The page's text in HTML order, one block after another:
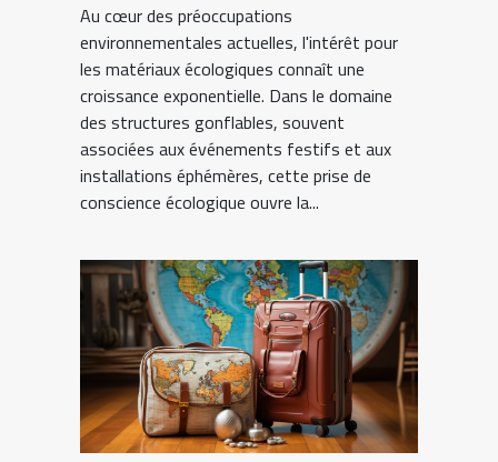
Au cœur des préoccupations
environnementales actuelles, l'intérêt pour
les matériaux écologiques connaît une
croissance exponentielle. Dans le domaine
des structures gonflables, souvent
associées aux événements festifs et aux
installations éphémères, cette prise de
conscience écologique ouvre la...